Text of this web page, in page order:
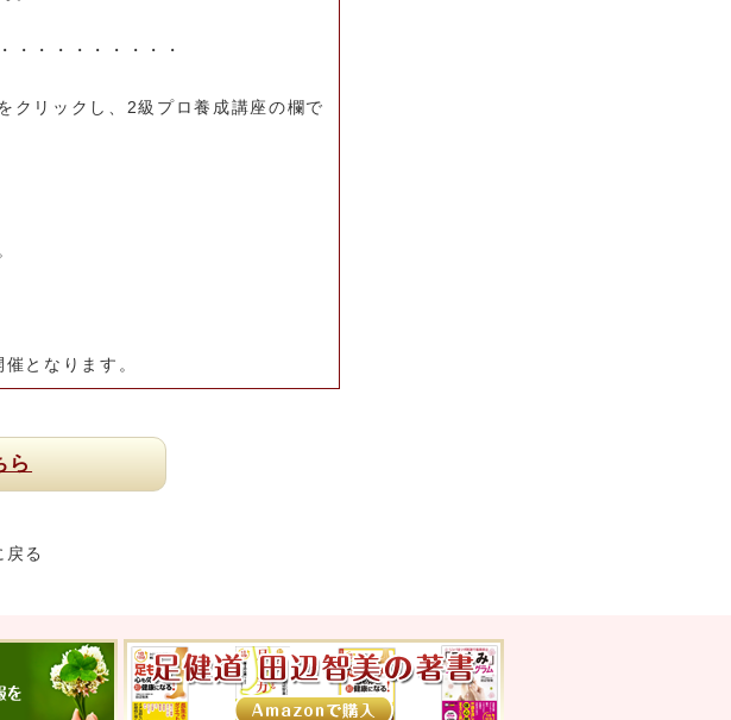
・・・・・・・・・
リックし、2級プロ養成講座の欄で
となります。
ら
る